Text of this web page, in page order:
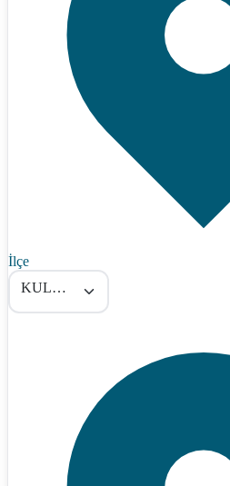
İlçe
KULUNCAK